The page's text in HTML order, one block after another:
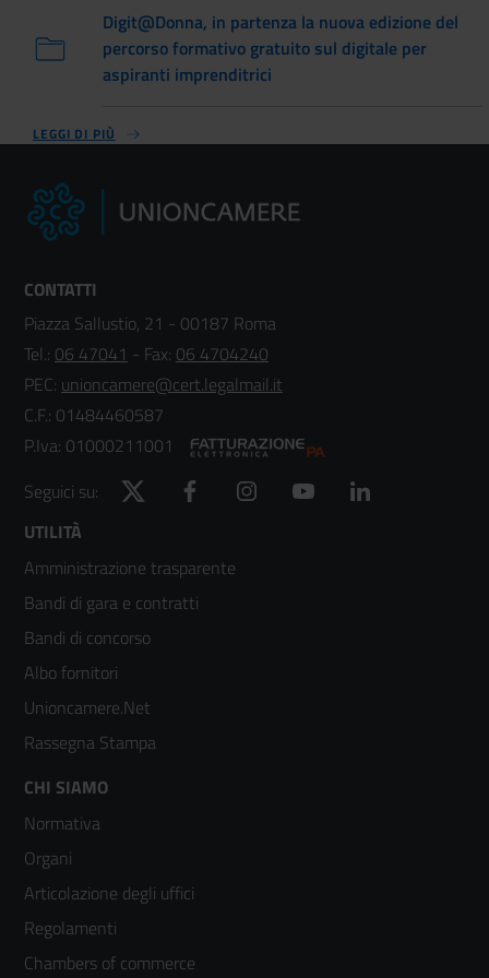
Digit@Donna, in partenza la nuova edizione del
percorso formativo gratuito sul digitale per
aspiranti imprenditrici
LEGGI DI PIÙ
CONTATTI
Piazza Sallustio, 21 - 00187 Roma
Tel.: 06 47041 - Fax: 06 4704240
PEC: unioncamere@cert.legalmail.it
C.F.: 01484460587
P.Iva: 01000211001
Seguici su:
Twitter Facebook Instagram YouTube
Footer
menù
colonna
2
UTILITÀ
Amministrazione trasparente
Bandi di gara e contratti
Bandi di concorso
Albo fornitori
Unioncamere.Net
Rassegna Stampa
Footer
menù
colonna
3
CHI SIAMO
Normativa
Organi
Articolazione degli uffici
Regolamenti
Chambers of commerce